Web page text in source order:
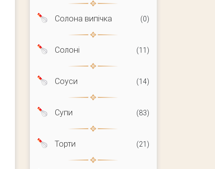
Солона випічка (0)
Солоні (11)
Соуси (14)
Супи (83)
Торти (21)